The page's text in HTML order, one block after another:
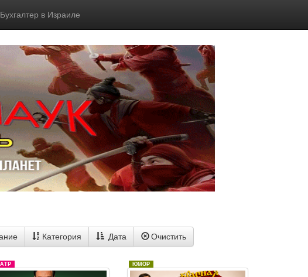
Бухгалтер в Израиле
Категория Дата Очистить
ЮМОР